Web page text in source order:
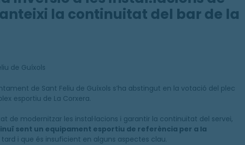
la continuitat del bar de la
de Guíxols
de Sant Feliu de Guíxols s’ha abstingut en la votació del plec
esportiu de La Corxera.
de modernitzar les instal·lacions i garantir la continuïtat del servei,
sent un equipament esportiu de referència per a la
i que és insuficient en alguns aspectes clau.